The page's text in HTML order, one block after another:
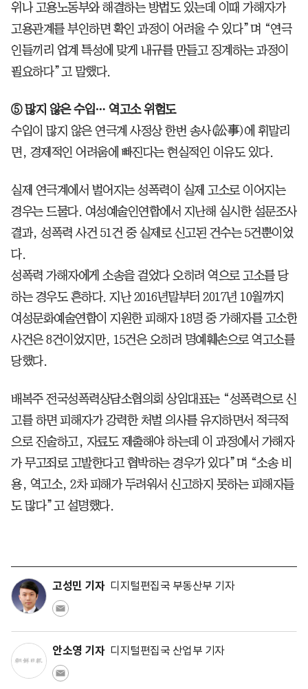
위나 고용노동부와 해결하는 방법도 있는데 이때 가해자가
고용관계를 부인하면 확인 과정이 어려울 수 있다”며 “연극
인들끼리 업계 특성에 맞게 내규를 만들고 징계하는 과정이
필요하다”고 말했다.
⑤ 많지 않은 수입… 역고소 위험도
수입이 많지 않은 연극계 사정상 한번 송사(訟事)에 휘말리
면, 경제적인 어려움에 빠진다는 현실적인 이유도 있다.
실제 연극계에서 벌어지는 성폭력이 실제 고소로 이어지는
경우는 드물다. 여성예술인연합에서 지난해 실시한 설문조사
결과, 성폭력 사건 51건 중 실제로 신고된 건수는 5건뿐이었
다.
성폭력 가해자에게 소송을 걸었다 오히려 역으로 고소를 당
하는 경우도 흔하다. 지난 2016년말부터 2017년 10월까지
여성문화예술연합이 지원한 피해자 18명 중 가해자를 고소한
사건은 8건이었지만, 15건은 오히려 명예훼손으로 역고소를
당했다.
배복주 전국성폭력상담소협의회 상임대표는 “성폭력으로 신
고를 하면 피해자가 강력한 처벌 의사를 유지하면서 적극적
으로 진술하고, 자료도 제출해야 하는데 이 과정에서 가해자
가 무고죄로 고발한다고 협박하는 경우가 있다”며 “소송 비
용, 역고소, 2차 피해가 두려워서 신고하지 못하는 피해자들
도 많다”고 설명했다.
고성민 기자 디지털편집국 부동산부 기자
안소영 기자 디지털편집국 산업부 기자